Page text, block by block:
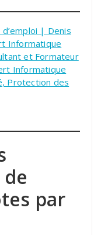
| Denis
Informatique
et Formateur
Informatique
Protection des
par